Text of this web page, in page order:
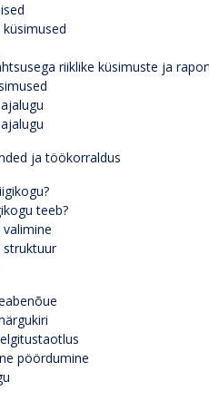
küsimused
riiklike küsimuste ja
ja töökorraldus
teeb?
valimine
struktuur
pöördumine